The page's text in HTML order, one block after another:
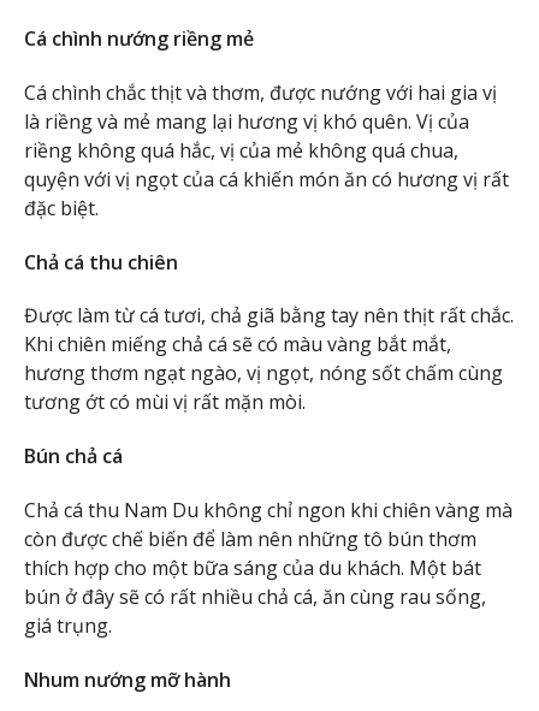
Cá chình nướng riềng mẻ
Cá chình chắc thịt và thơm, được nướng với hai gia vị
là riềng và mẻ mang lại hương vị khó quên. Vị của
riềng không quá hắc, vị của mẻ không quá chua,
quyện với vị ngọt của cá khiến món ăn có hương vị rất
đặc biệt.
Chả cá thu chiên
Được làm từ cá tươi, chả giã bằng tay nên thịt rất chắc.
Khi chiên miếng chả cá sẽ có màu vàng bắt mắt,
hương thơm ngạt ngào, vị ngọt, nóng sốt chấm cùng
tương ớt có mùi vị rất mặn mòi.
Bún chả cá
Chả cá thu Nam Du không chỉ ngon khi chiên vàng mà
còn được chế biến để làm nên những tô bún thơm
thích hợp cho một bữa sáng của du khách. Một bát
bún ở đây sẽ có rất nhiều chả cá, ăn cùng rau sống,
giá trụng.
Nhum nướng mỡ hành